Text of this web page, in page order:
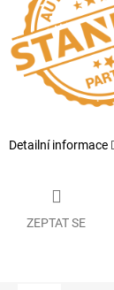
Detailní informace
ZEPTAT SE